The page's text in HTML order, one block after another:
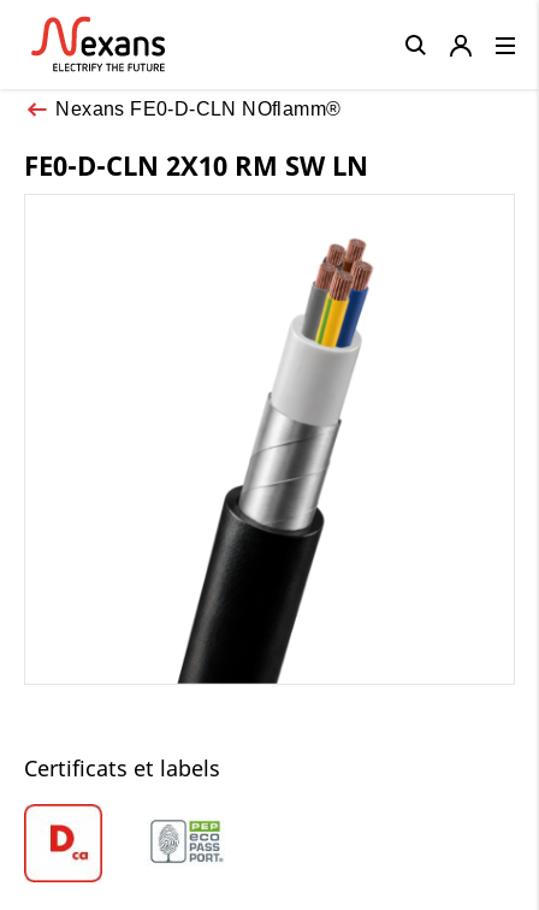
Nexans FE0-D-CLN NOflamm®
FE0-D-CLN 2X10 RM SW LN
Certificats et labels
Close